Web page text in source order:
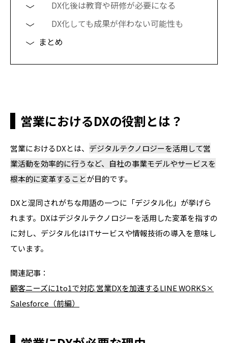
DX化後は教育や研修が必要になる
DX化しても成果が伴わない可能性も
まとめ
営業におけるDXの役割とは？
営業におけるDXとは、 デジタルテクノロジーを活用して営
業活動を効率的に行うなど、自社の事業モデルやサービスを
根本的に変革することが目的です。
DXと混同されがちな用語の一つに「デジタル化」が挙げら
れます。DXはデジタルテクノロジーを活用した変革を指すの
に対し、デジタル化はITサービスや情報技術の導入を意味し
ています。
関連記事：
顧客ニーズに1to1で対応 営業DXを加速するLINE WORKS×
Salesforce（前編）